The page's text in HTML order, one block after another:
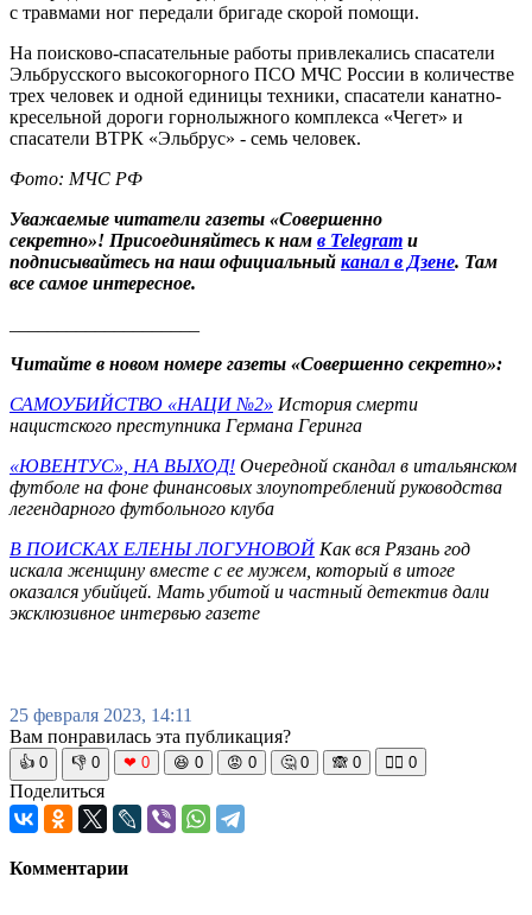
с травмами ног передали бригаде скорой помощи.
На поисково-спасательные работы привлекались спасатели
Эльбрусского высокогорного ПСО МЧС России в количестве
трех человек и одной единицы техники, спасатели канатно-
кресельной дороги горнолыжного комплекса «Чегет» и
спасатели ВТРК «Эльбрус» - семь человек.
Фото: МЧС РФ
Уважаемые читатели газеты «Совершенно
секретно»! Присоединяйтесь к нам в Telegram и
подписывайтесь на наш официальный канал в Дзене. Там
все самое интересное.
Читайте в новом номере газеты «Совершенно секретно»:
САМОУБИЙСТВО «НАЦИ №2» История смерти
нацистского преступника Германа Геринга
«ЮВЕНТУС», НА ВЫХОД! Очередной скандал в итальянском
футболе на фоне финансовых злоупотреблений руководства
легендарного футбольного клуба
В ПОИСКАХ ЕЛЕНЫ ЛОГУНОВОЙКак вся Рязань год
искала женщину вместе с ее мужем, который в итоге
оказался убийцей. Мать убитой и частный детектив дали
эксклюзивное интервью газете
25 февраля 2023, 14:11
Вам понравилась эта публикация?
👍 0 👎 0 ❤ 0 😆 0 😡 0 🤔 0 🙈 0 🧘‍♀️ 0
Поделиться
Комментарии